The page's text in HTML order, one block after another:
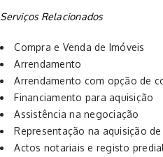
Serviços Relacionados
Compra e Venda de Imóveis
Arrendamento
Arrendamento com opção de
Financiamento para aquisição
Assistência na negociação
Representação na aquisição
Actos notariais e registo predial